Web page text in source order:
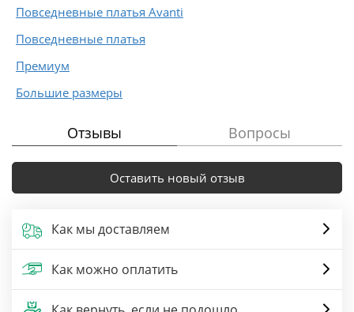
Повседневные платья Avanti
Повседневные платья
Премиум
Большие размеры
Отзывы Вопросы
Оставить новый отзыв
Как мы доставляем
Как можно оплатить